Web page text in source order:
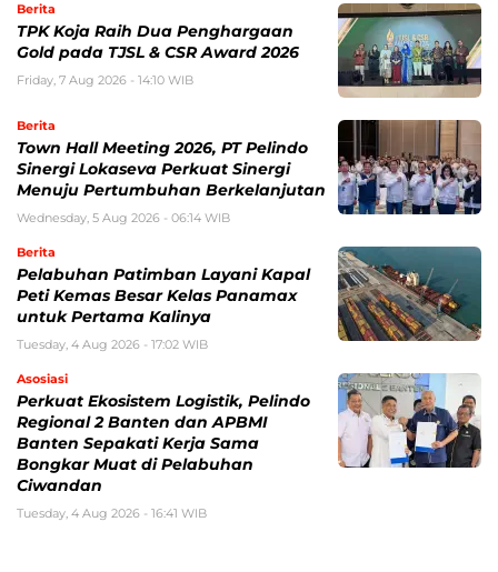
Berita
TPK Koja Raih Dua Penghargaan
Gold pada TJSL & CSR Award 2026
Friday, 7 Aug 2026 - 14:10 WIB
Berita
Town Hall Meeting 2026, PT Pelindo
Sinergi Lokaseva Perkuat Sinergi
Menuju Pertumbuhan Berkelanjutan
Wednesday, 5 Aug 2026 - 06:14 WIB
Berita
Pelabuhan Patimban Layani Kapal
Peti Kemas Besar Kelas Panamax
untuk Pertama Kalinya
Tuesday, 4 Aug 2026 - 17:02 WIB
Asosiasi
Perkuat Ekosistem Logistik, Pelindo
Regional 2 Banten dan APBMI
Banten Sepakati Kerja Sama
Bongkar Muat di Pelabuhan
Ciwandan
Tuesday, 4 Aug 2026 - 16:41 WIB